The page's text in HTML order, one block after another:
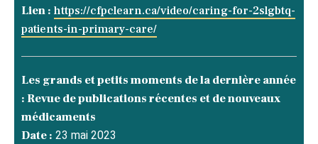
Lien : https://cfpclearn.ca/video/caring-for-2slgbtq-
patients-in-primary-care/
Les grands et petits moments de la dernière année
: Revue de publications récentes et de nouveaux
médicaments
Date : 23 mai 2023